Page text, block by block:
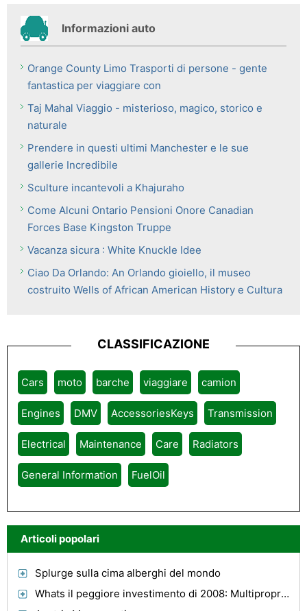
Informazioni auto
Orange County Limo Trasporti di persone - gente
fantastica per viaggiare con
Taj Mahal Viaggio - misterioso, magico, storico e
naturale
Prendere in questi ultimi Manchester e le sue
gallerie Incredibile
Sculture incantevoli a Khajuraho
Come Alcuni Ontario Pensioni Onore Canadian
Forces Base Kingston Truppe
Vacanza sicura : White Knuckle Idee
Ciao Da Orlando: An Orlando gioiello, il museo
costruito Wells of African American History e Cultura
CLASSIFICAZIONE
Cars moto barche viaggiare camion
Engines DMV AccessoriesKeys Transmission
Electrical Maintenance Care Radiators
General Information FuelOil
Articoli popolari
Splurge sulla cima alberghi del mondo
Whats il peggiore investimento di 2008: Multiproprietà